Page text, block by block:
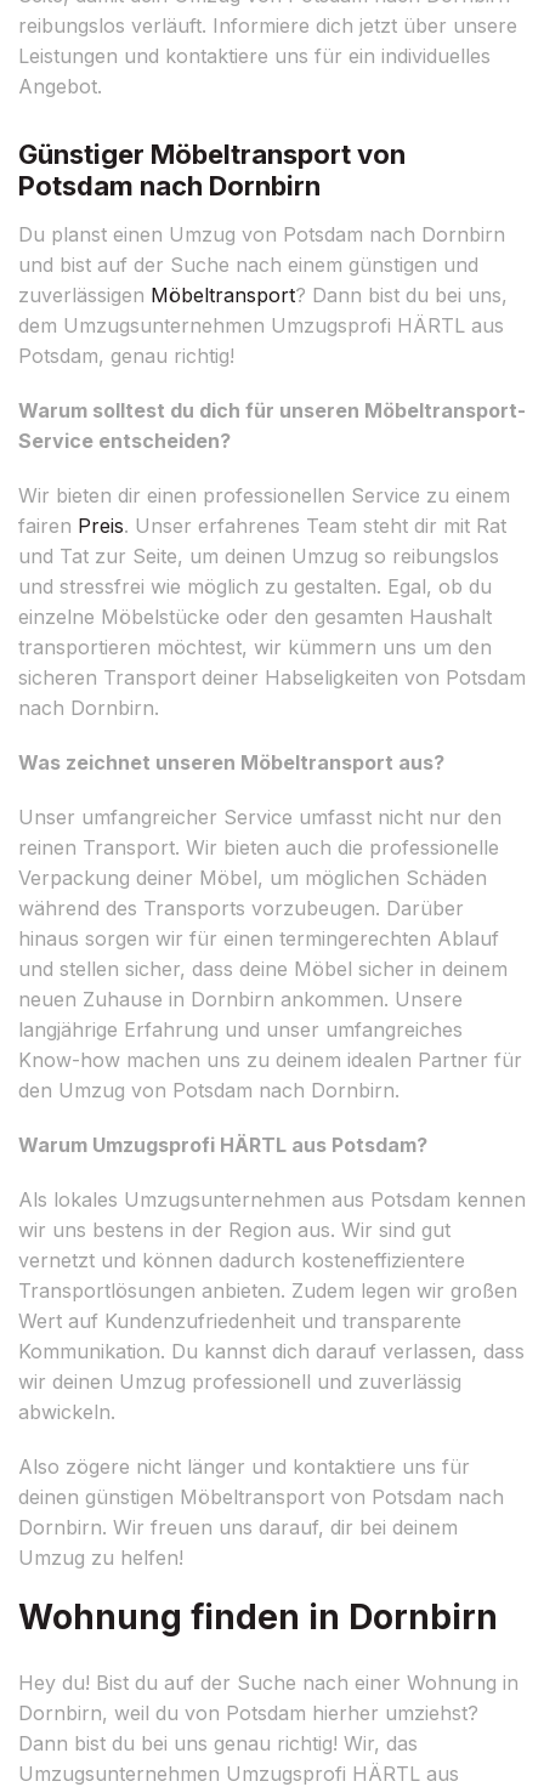
reibungslos verläuft. Informiere dich jetzt über unsere
Leistungen und kontaktiere uns für ein individuelles
Angebot.
Günstiger Möbeltransport von
Potsdam nach Dornbirn
Du planst einen Umzug von Potsdam nach Dornbirn
und bist auf der Suche nach einem günstigen und
zuverlässigen Möbeltransport? Dann bist du bei uns,
dem Umzugsunternehmen Umzugsprofi HÄRTL aus
Potsdam, genau richtig!
Warum solltest du dich für unseren Möbeltransport-
Service entscheiden?
Wir bieten dir einen professionellen Service zu einem
fairen Preis. Unser erfahrenes Team steht dir mit Rat
und Tat zur Seite, um deinen Umzug so reibungslos
und stressfrei wie möglich zu gestalten. Egal, ob du
einzelne Möbelstücke oder den gesamten Haushalt
transportieren möchtest, wir kümmern uns um den
sicheren Transport deiner Habseligkeiten von Potsdam
nach Dornbirn.
Was zeichnet unseren Möbeltransport aus?
Unser umfangreicher Service umfasst nicht nur den
reinen Transport. Wir bieten auch die professionelle
Verpackung deiner Möbel, um möglichen Schäden
während des Transports vorzubeugen. Darüber
hinaus sorgen wir für einen termingerechten Ablauf
und stellen sicher, dass deine Möbel sicher in deinem
neuen Zuhause in Dornbirn ankommen. Unsere
langjährige Erfahrung und unser umfangreiches
Know-how machen uns zu deinem idealen Partner für
den Umzug von Potsdam nach Dornbirn.
Warum Umzugsprofi HÄRTL aus Potsdam?
Als lokales Umzugsunternehmen aus Potsdam kennen
wir uns bestens in der Region aus. Wir sind gut
vernetzt und können dadurch kosteneffizientere
Transportlösungen anbieten. Zudem legen wir großen
Wert auf Kundenzufriedenheit und transparente
Kommunikation. Du kannst dich darauf verlassen, dass
wir deinen Umzug professionell und zuverlässig
abwickeln.
Also zögere nicht länger und kontaktiere uns für
deinen günstigen Möbeltransport von Potsdam nach
Dornbirn. Wir freuen uns darauf, dir bei deinem
Umzug zu helfen!
Wohnung finden in Dornbirn
Hey du! Bist du auf der Suche nach einer Wohnung in
Dornbirn, weil du von Potsdam hierher umziehst?
Dann bist du bei uns genau richtig! Wir, das
Umzugsunternehmen Umzugsprofi HÄRTL aus